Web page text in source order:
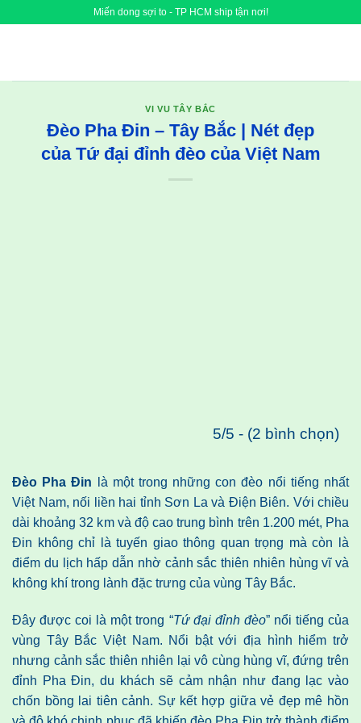
Miến dong sợi to - TP HCM ship tận nơi!
VI VU TÂY BẮC
Đèo Pha Đin – Tây Bắc | Nét đẹp của
Tứ đại đỉnh đèo của Việt Nam
5/5 - (2 bình chọn)
Đèo Pha Đin là một trong những con đèo nổi tiếng nhất
Việt Nam, nối liền hai tỉnh Sơn La và Điện Biên. Với chiều
dài khoảng 32 km và độ cao trung bình trên 1.200 mét, Pha
Đin không chỉ là tuyến giao thông quan trọng mà còn là
điểm du lịch hấp dẫn nhờ cảnh sắc thiên nhiên hùng vĩ và
không khí trong lành đặc trưng của vùng Tây Bắc.
Đây được coi là một trong “Tứ đại đỉnh đèo” nổi tiếng của
vùng Tây Bắc Việt Nam. Nổi bật với địa hình hiểm trở
nhưng cảnh sắc thiên nhiên lại vô cùng hùng vĩ, đứng trên
đỉnh Pha Đin, du khách sẽ cảm nhận như đang lạc vào
chốn bồng lai tiên cảnh. Sự kết hợp giữa vẻ đẹp mê hồn